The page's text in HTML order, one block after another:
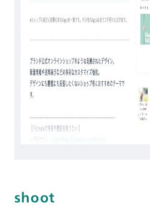
shoot